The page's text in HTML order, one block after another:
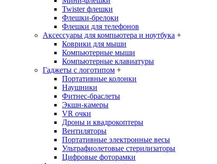
Twister флешки
Флешки-брелоки
Флешки для телефонов
Аксессуары для компьютера и ноутбука +
Коврики для мыши
Компьютерные мыши
Компьютерные клавиатуры
Гаджеты с логотипом +
Портативные колонки
Наушники
Фитнес-браслеты
Экшн-камеры
VR очки
Дроны и квадрокоптеры
Вентиляторы
Портативные электронные весы
Ультрафиолетовые стерилизаторы
Цифровые фоторамки